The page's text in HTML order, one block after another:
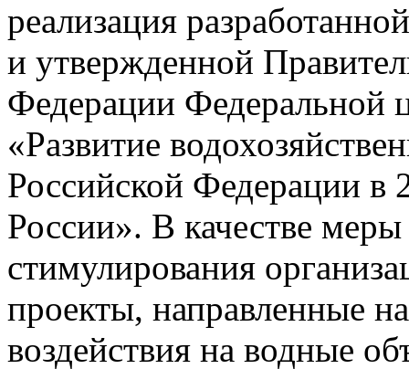
реализация
и утвержденной
Федерации Федеральной
«Развитие
Российской Федерации в
России». В качестве
стимулирования
проекты, направленные
воздействия на водные